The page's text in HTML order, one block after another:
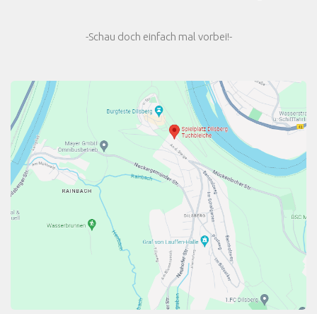
-Schau doch einfach mal vorbei!-